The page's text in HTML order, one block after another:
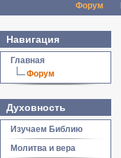
Форум
Навигация
Главная
Форум
Духовность
Изучаем Библию
Молитва и вера